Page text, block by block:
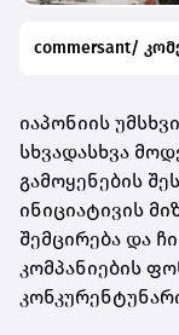
commersant/
იაპონიის
სხვადასხვა
გამოყენების
ინიციატივის
შემცირება და
კომპანიების